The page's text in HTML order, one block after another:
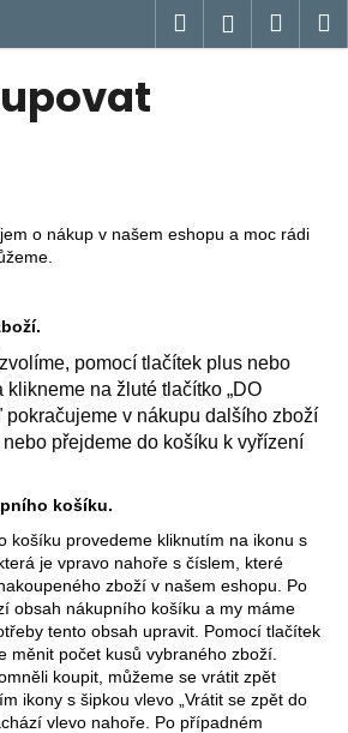
Hledat
o nákup v našem eshopu a moc rádi
pomocí tlačítek plus nebo
klikneme na žluté tlačítko „DO
pokračujeme v nákupu dalšího zboží
přejdeme do košíku k vyřízení
košíku.
košíku provedeme kliknutím na ikonu s
je vpravo nahoře s číslem, které
zboží v našem eshopu. Po
obsah nákupního košíku a my máme
tento obsah upravit. Pomocí tlačítek
měnit počet kusů vybraného zboží.
koupit, můžeme se vrátit zpět
ikony s šipkou vlevo „Vrátit se zpět do
vlevo nahoře. Po případném